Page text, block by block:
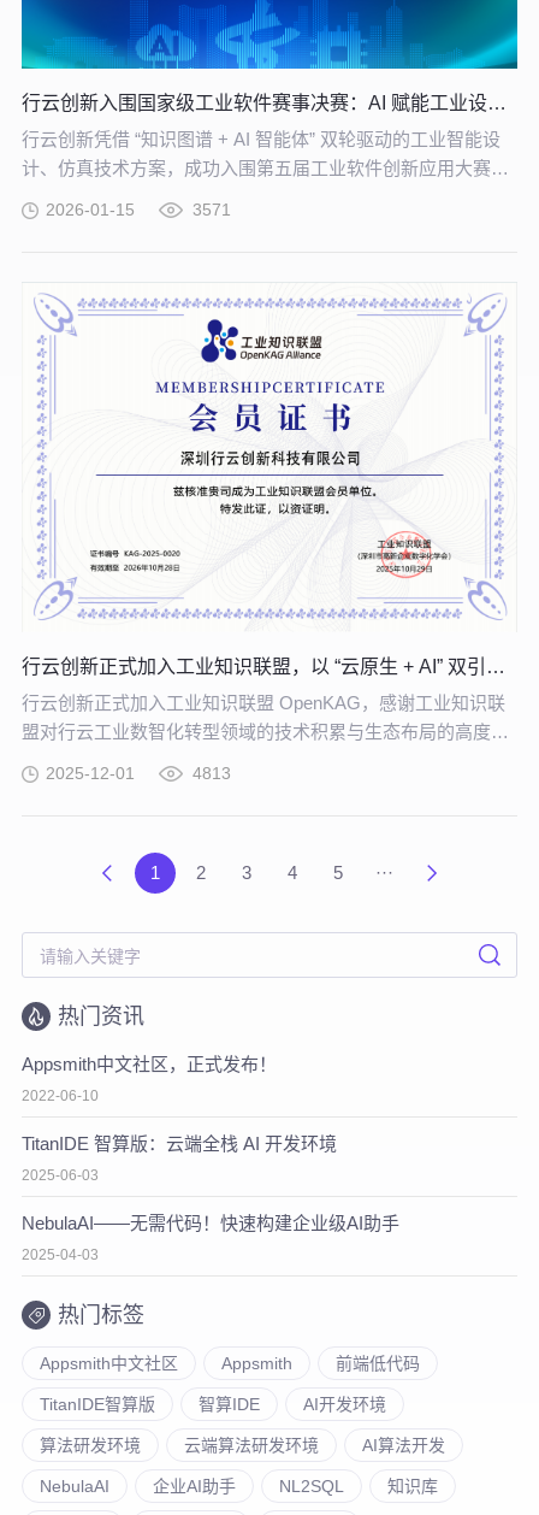
行云创新入围国家级工业软件赛事决赛：AI 赋能工业设计仿真再进阶
行云创新凭借 “知识图谱 + AI 智能体” 双轮驱动的工业智能设
计、仿真技术方案，成功入围第五届工业软件创新应用大赛决
2026-01-15 3571
行云创新正式加入工业知识联盟，以 “云原生 + AI” 双引擎赋能工业数智化转型
行云创新正式加入工业知识联盟 OpenKAG，感谢工业知识联
盟对行云工业数智化转型领域的技术积累与生态布局的高度认
2025-12-01 4813
1 2 3 4 5 ···
热门资讯
Appsmith中文社区，正式发布！
2022-06-10
TitanIDE 智算版：云端全栈 AI 开发环境
2025-06-03
NebulaAI——无需代码！快速构建企业级AI助手
2025-04-03
热门标签
Appsmith中文社区 Appsmith 前端低代码
TitanIDE智算版 智算IDE AI开发环境
算法研发环境 云端算法研发环境 AI算法开发
NebulaAI 企业AI助手 NL2SQL 知识库